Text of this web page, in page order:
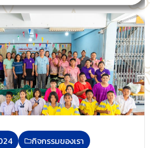
กิจกรรมของเรา